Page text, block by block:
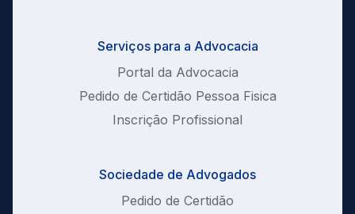
Serviços para a Advocacia
Portal da Advocacia
Pedido de Certidão Pessoa Fisica
Inscrição Profissional
Sociedade de Advogados
Pedido de Certidão